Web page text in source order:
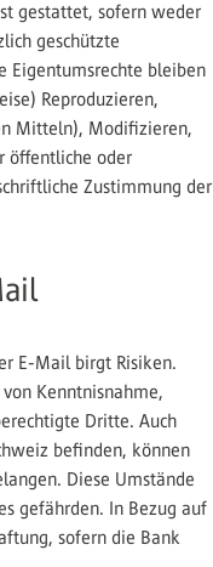
gestattet, sofern weder
geschützte
Eigentumsrechte bleiben
Reproduzieren,
Mitteln), Modifizieren,
öffentliche oder
Zustimmung der
E-Mail birgt Risiken.
Kenntnisnahme,
Dritte. Auch
befinden, können
Diese Umstände
gefährden. In Bezug auf
sofern die Bank